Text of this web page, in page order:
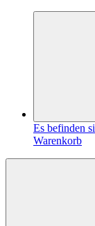
Es befinden
Warenkorb